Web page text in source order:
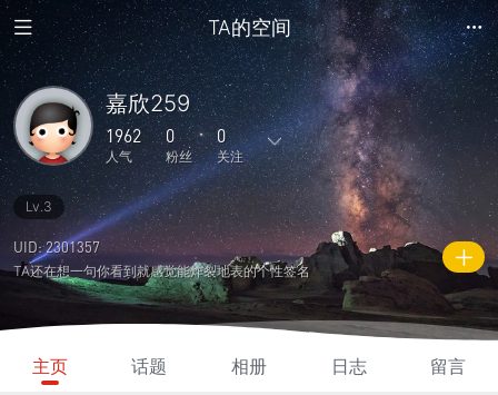
TA的空间
嘉欣259
1962
人气
0
粉丝
0
关注
13
主题
45
回复
0
日志
0
相册
0
好友
0 0
关注
0
说说
1962
人气
455
积分
Lv.3
UID: 2301357
TA还在想一句你看到就感觉能炸裂地表的个性签名
主页 话题 相册 日志 留言